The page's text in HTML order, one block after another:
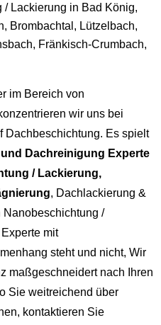
Lackierung in Bad König,
Brombachtal, Lützelbach,
Fränkisch-Crumbach,
im Bereich von
wir uns bei
Dachbeschichtung. Es spielt
Dachreinigung Experte
/ Lackierung,
, Dachlackierung &
/
mit
steht und nicht, Wir
maßgeschneidert nach Ihren
Sie weitreichend über
kontaktieren Sie